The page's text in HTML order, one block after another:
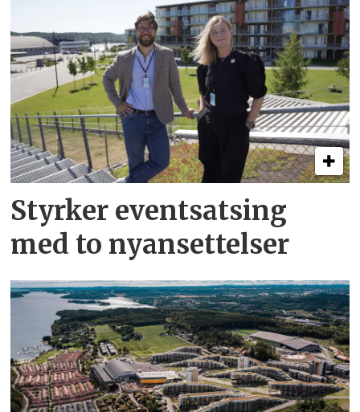
Styrker eventsatsing
med to nyansettelser